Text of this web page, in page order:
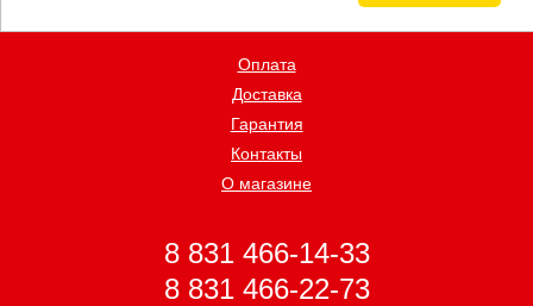
Оплата
Доставка
Гарантия
Контакты
О магазине
8 831 466-14-33
8 831 466-22-73